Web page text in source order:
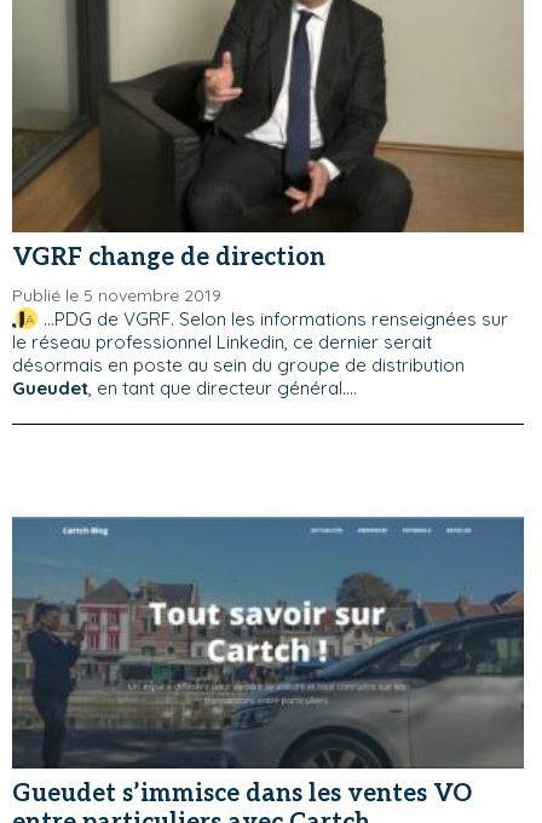
VGRF change de direction
Publié le 5 novembre 2019
...PDG de VGRF. Selon les informations renseignées sur
le réseau professionnel Linkedin, ce dernier serait
désormais en poste au sein du groupe de distribution
Gueudet, en tant que directeur général....
Gueudet s’immisce dans les ventes VO